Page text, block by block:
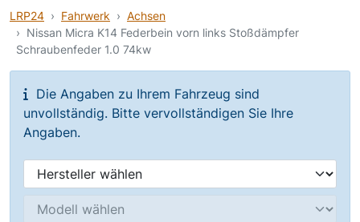
LRP24 Fahrwerk
Achsen
Nissan Micra K14 Federbein vorn links Stoßdämpfer
Schraubenfeder 1.0 74kw
Die Angaben zu Ihrem Fahrzeug sind
unvollständig. Bitte vervollständigen Sie Ihre
Angaben.